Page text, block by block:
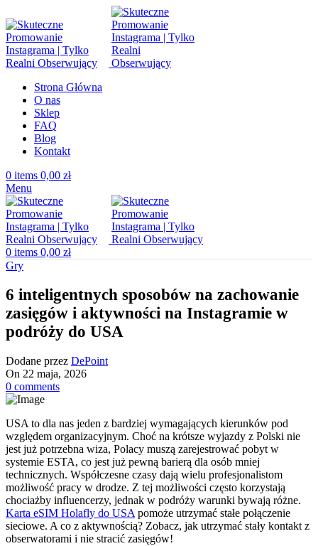
Strona Główna
O nas
Sklep
FAQ
Blog
Kontakt
0 items 0,00 zł
Menu
0 items 0,00 zł
Gry
6 inteligentnych sposobów na zachowanie
zasięgów i aktywności na Instagramie w
podróży do USA
Dodane przez DePoint
On 22 maja, 2026
0 comments
USA to dla nas jeden z bardziej wymagających kierunków pod
względem organizacyjnym. Choć na krótsze wyjazdy z Polski nie
jest już potrzebna wiza, Polacy muszą zarejestrować pobyt w
systemie ESTA, co jest już pewną barierą dla osób mniej
technicznych. Współczesne czasy dają wielu profesjonalistom
możliwość pracy w drodze. Z tej możliwości często korzystają
chociażby influencerzy, jednak w podróży warunki bywają różne.
Karta eSIM Holafly do USA pomoże utrzymać stałe połączenie
sieciowe. A co z aktywnością? Zobacz, jak utrzymać stały kontakt z
obserwatorami i nie stracić zasięgów!